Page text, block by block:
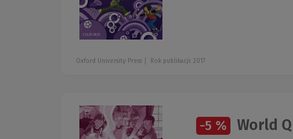
Oxford University Press Rok publikacji: 2017
-5 % World